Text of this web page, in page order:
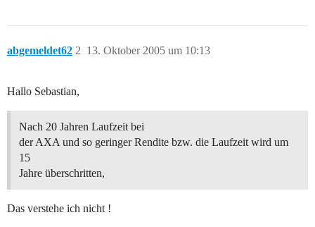
abgemeldet62 13. Oktober 2005 um 10:13
2
Hallo Sebastian,
Nach 20 Jahren Laufzeit bei
der AXA und so geringer Rendite bzw. die Laufzeit wird um
15
Jahre überschritten,
Das verstehe ich nicht !